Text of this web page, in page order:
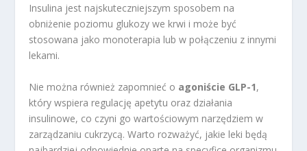
Insulina jest najskuteczniejszym sposobem na
obniżenie poziomu glukozy we krwi i może być
stosowana jako monoterapia lub w połączeniu z innymi
lekami.
Nie można również zapomnieć o agoniście GLP-1,
który wspiera regulację apetytu oraz działania
insulinowe, co czyni go wartościowym narzędziem w
zarządzaniu cukrzycą. Warto rozważyć, jakie leki będą